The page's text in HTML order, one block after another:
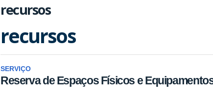
recursos
recursos
SERVIÇO
Reserva de Espaços Físicos e